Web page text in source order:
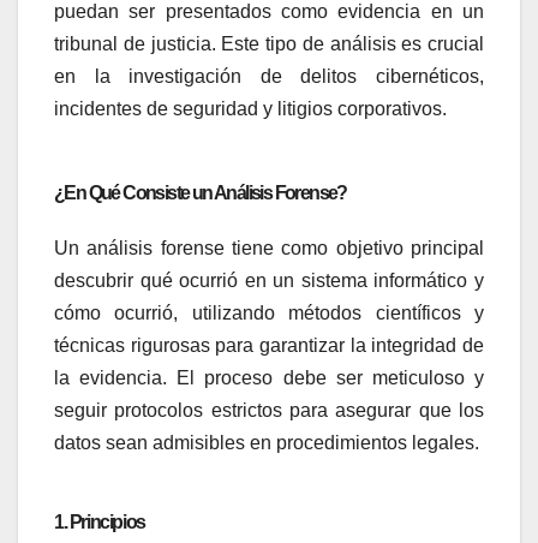
puedan ser presentados como evidencia en un
tribunal de justicia. Este tipo de análisis es crucial
en la investigación de delitos cibernéticos,
incidentes de seguridad y litigios corporativos.
¿En Qué Consiste un Análisis Forense?
Un análisis forense tiene como objetivo principal
descubrir qué ocurrió en un sistema informático y
cómo ocurrió, utilizando métodos científicos y
técnicas rigurosas para garantizar la integridad de
la evidencia. El proceso debe ser meticuloso y
seguir protocolos estrictos para asegurar que los
datos sean admisibles en procedimientos legales.
1. Principios